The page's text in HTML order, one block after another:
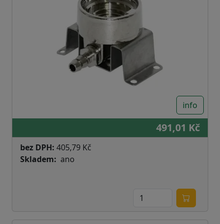
info
491,01 Kč
bez DPH: 405,79 Kč
Skladem
ano